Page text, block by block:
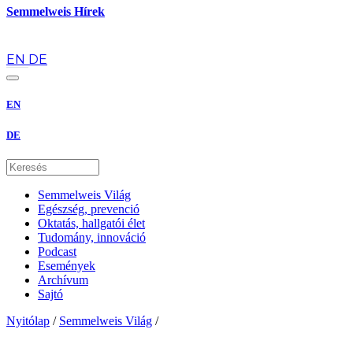
Semmelweis Hírek
EN DE
EN
DE
Semmelweis Világ
Egészség, prevenció
Oktatás, hallgatói élet
Tudomány, innováció
Podcast
Események
Archívum
Sajtó
Nyitólap / Semmelweis Világ /